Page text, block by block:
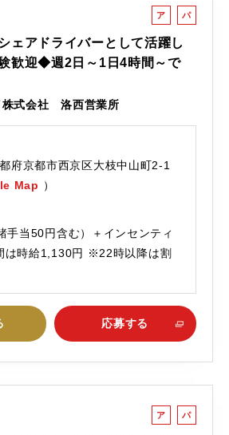
ア
バ
イ
パ
ェアドライバーとして活躍し
歓迎◆週2日～1日4時間～で
株式会社 洛西営業所
府京都市西京区大枝中山町2-1
Map ）
手当50円含む）＋インセンティ
時給1,130円 ※22時以降は割
応募する
ア
パ